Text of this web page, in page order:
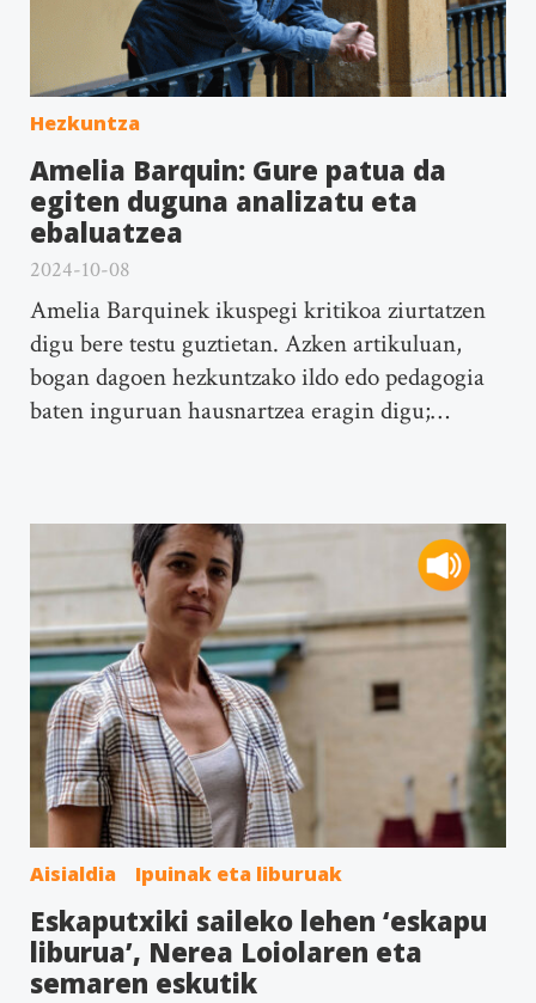
Hezkuntza
Amelia Barquin: Gure patua da
egiten duguna analizatu eta
ebaluatzea
2024-10-08
Amelia Barquinek ikuspegi kritikoa ziurtatzen
digu bere testu guztietan. Azken artikuluan,
bogan dagoen hezkuntzako ildo edo pedagogia
baten inguruan hausnartzea eragin digu;…
Aisialdia Ipuinak eta liburuak
Eskaputxiki saileko lehen ‘eskapu
liburua’, Nerea Loiolaren eta
semaren eskutik